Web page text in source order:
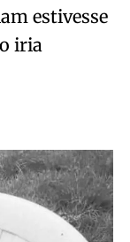
estivesse
iria